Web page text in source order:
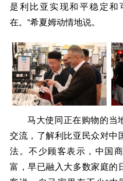
是利比亚实现和平稳定和
在。”希夏姆动情地说。
马大使同正在购物的当
交流，了解利比亚民众对中
法。不少顾客表示，中国
富，早已融入大多数家庭的